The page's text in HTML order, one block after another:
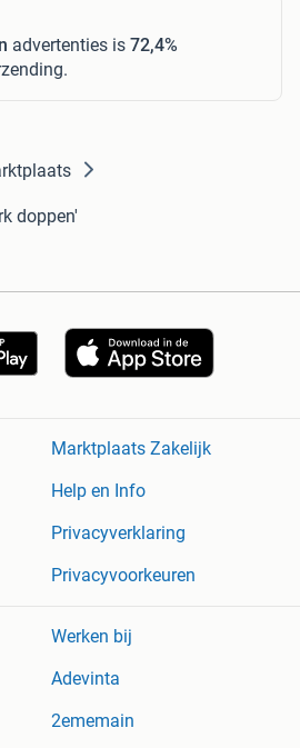
advertenties is 72,4%
doppen'
Marktplaats Zakelijk
Help en Info
Privacyverklaring
Privacyvoorkeuren
Werken bij
Adevinta
2ememain